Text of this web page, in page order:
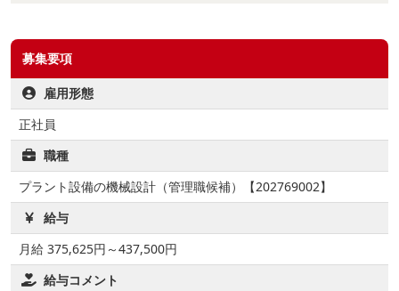
募集要項
雇用形態
正社員
職種
プラント設備の機械設計（管理職候補）【202769002】
給与
月給 375,625円～437,500円
給与コメント